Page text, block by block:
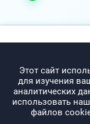
Этот сайт
для изучения
аналитических
использовать
файлов